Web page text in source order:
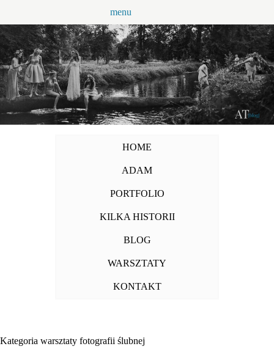
treści
menu
HOME
ADAM
PORTFOLIO
KILKA HISTORII
BLOG
WARSZTATY
KONTAKT
Kategoria warsztaty fotografii ślubnej